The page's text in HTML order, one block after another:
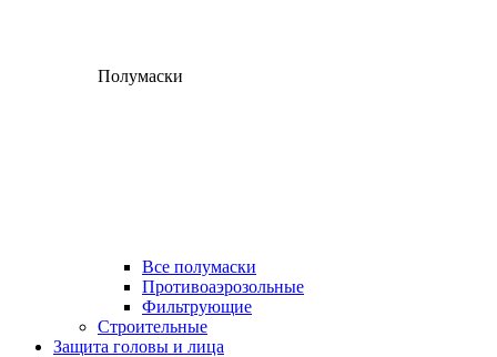
Полумаски
Все полумаски
Противоаэрозольные
Фильтрующие
Строительные
Защита головы и лица